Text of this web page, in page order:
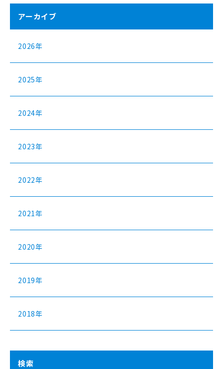
アーカイブ
2026年
2025年
2024年
2023年
2022年
2021年
2020年
2019年
2018年
検索